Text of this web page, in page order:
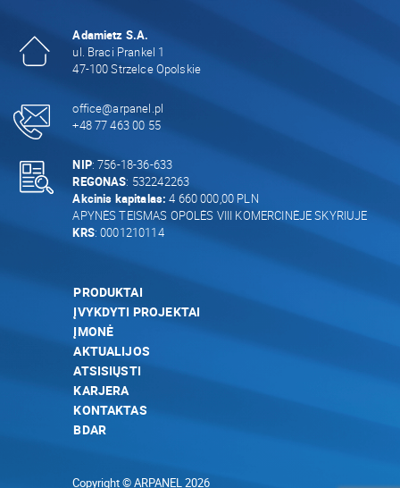
Adamietz S.A.
ul. Braci Prankel 1
47-100 Strzelce Opolskie
office@arpanel.pl
+48 77 463 00 55
NIP: 756-18-36-633
REGONAS: 532242263
Akcinis kapitalas: 4 660 000,00 PLN
APYNĖS TEISMAS OPOLĖS VIII KOMERCINĖJE SKYRIUJE
KRS: 0001210114
PRODUKTAI
ĮVYKDYTI PROJEKTAI
ĮMONĖ
AKTUALIJOS
ATSISIŲSTI
KARJERA
KONTAKTAS
BDAR
Copyright © ARPANEL 2026